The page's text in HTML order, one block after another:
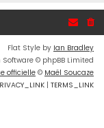
Flat Style by Ian Bradley
Software © phpBB Limited
officielle© Maël Soucaze
| TERMS_LINK